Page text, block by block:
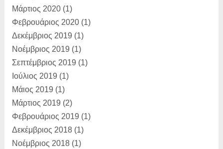
Μάρτιος 2020(1)
Φεβρουάριος 2020(1)
Δεκέμβριος 2019 (1)
Νοέμβριος 2019 (1)
Σεπτέμβριος 2019 (1)
Ιούλιος 2019 (1)
Μάιος 2019 (1)
Μάρτιος 2019 (2)
Φεβρουάριος 2019 (1)
Δεκέμβριος 2018(1)
Νοέμβριος 2018(1)